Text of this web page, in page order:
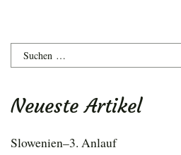
Suchen
nach:
Neueste Artikel
Slowenien–3. Anlauf